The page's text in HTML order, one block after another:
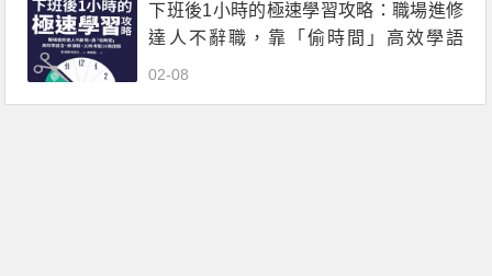
下班後1小時的極速學習攻略：職場進修
達人不辭職，靠「偷時間」高效學語
言、修課程，10年考取10張證照.pdf電子
02-08